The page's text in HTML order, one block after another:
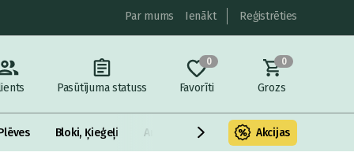
Par mums Ienākt Reģistrēties
Pasūtījuma statuss
0
Favorīti
0
Grozs
Bloki, Ķieģeļi Armatūra un metāls Fasādes
Akcijas